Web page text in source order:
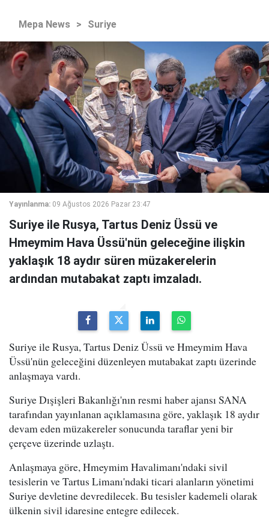
Mepa News > Suriye
Yayınlanma: 09 Ağustos 2026 Pazar 23:47
Suriye ile Rusya, Tartus Deniz Üssü ve
Hmeymim Hava Üssü'nün geleceğine ilişkin
yaklaşık 18 aydır süren müzakerelerin
ardından mutabakat zaptı imzaladı.
Suriye ile Rusya, Tartus Deniz Üssü ve Hmeymim Hava
Üssü'nün geleceğini düzenleyen mutabakat zaptı üzerinde
anlaşmaya vardı.
Suriye Dışişleri Bakanlığı'nın resmi haber ajansı SANA
tarafından yayınlanan açıklamasına göre, yaklaşık 18 aydır
devam eden müzakereler sonucunda taraflar yeni bir
çerçeve üzerinde uzlaştı.
Anlaşmaya göre, Hmeymim Havalimanı'ndaki sivil
tesislerin ve Tartus Limanı'ndaki ticari alanların yönetimi
Suriye devletine devredilecek. Bu tesisler kademeli olarak
ülkenin sivil idaresine entegre edilecek.